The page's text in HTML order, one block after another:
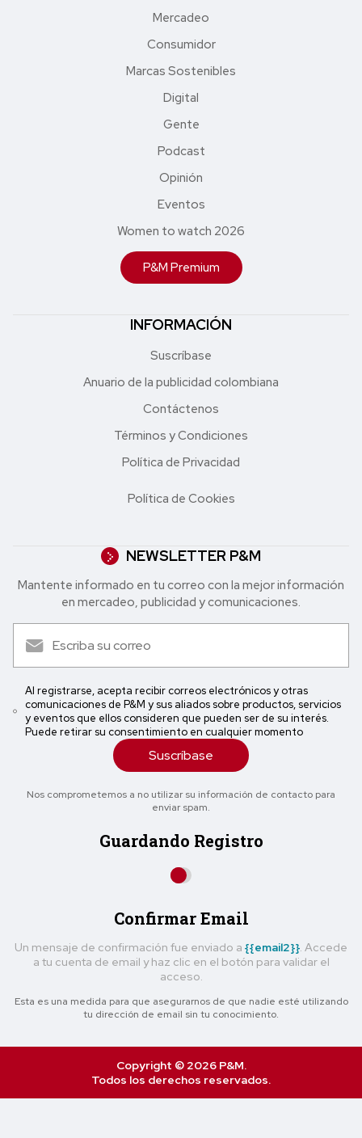
Mercadeo
Consumidor
Marcas Sostenibles
Digital
Gente
Podcast
Opinión
Eventos
Women to watch 2026
P&M Premium
INFORMACIÓN
Suscríbase
Anuario de la publicidad colombiana
Contáctenos
Términos y Condiciones
Política de Privacidad
Política de Cookies
NEWSLETTER P&M
Mantente informado en tu correo con la mejor in formación
en mercadeo, publicidad y comunicaciones.
Al registrarse, acepta recibir correos electrónicos y otras
comunicaciones de P&M y sus aliados sobre productos, servicios
y eventos que ellos consideren que pueden ser de su interés.
Puede retirar su consentimiento en cualquier momento
Suscríbase
Nos comprometemos a no utilizar su información de contacto para
enviar spam.
Guardando Registro
Confirmar Email
Un mensaje de confirmación fue enviado a {{email2}}. Accede
a tu cuenta de email y haz clic en el botón para validar el
acceso.
Esta es una medida para que asegurarnos de que nadie esté utilizando
tu dirección de email sin tu conocimiento.
Copyright © 2026 P&M.
Todos los derechos reservados.